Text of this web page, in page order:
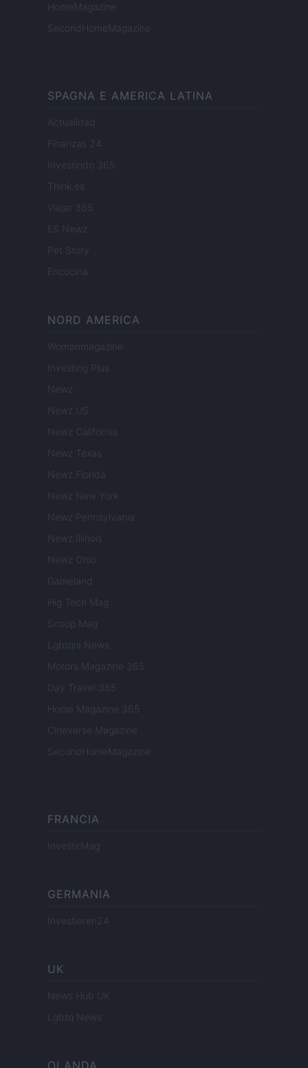
HomeMagazine
SecondHomeMagazine
SPAGNA E AMERICA LATINA
Actualidad
Finanzas 24
Investindo 365
Think.es
Viajar 365
ES Newz
Pet Story
Encocina
NORD AMERICA
Womanmagazine
Investing Plus
Newz
Newz US
Newz California
Newz Texas
Newz Florida
Newz New York
Newz Pennsylvania
Newz Illinois
Newz Ohio
Gameland
Hig Tech Mag
Scoop Mag
Lgbtqia News
Motors Magazine 365
Day Travel 365
Home Magazine 365
Cineverse Magazine
SecondHomeMagazine
FRANCIA
InvestirMag
GERMANIA
Investieren24
UK
News Hub UK
Lgbtq News